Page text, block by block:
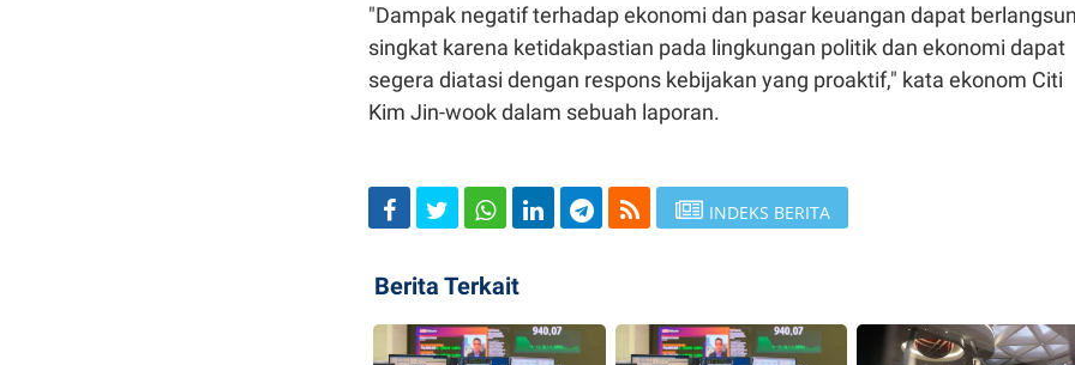
"Dampak negatif terhadap ekonomi dan pasar keuangan dapat
singkat karena ketidakpastian pada lingkungan politik dan ekonomi dapat
segera diatasi dengan respons kebijakan yang proaktif," kata ekonom Citi
Kim Jin-wook dalam sebuah laporan.
INDEKS BERITA
Berita Terkait